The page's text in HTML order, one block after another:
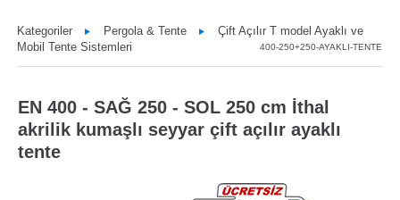
Kategoriler Pergola & Tente
Çift Açılır T model Ayaklı ve
Mobil Tente Sistemleri
400-250+250-AYAKLI-TENTE
EN 400 - SAĞ 250 - SOL 250 cm İthal
akrilik kumaşlı seyyar çift açılır ayaklı
tente